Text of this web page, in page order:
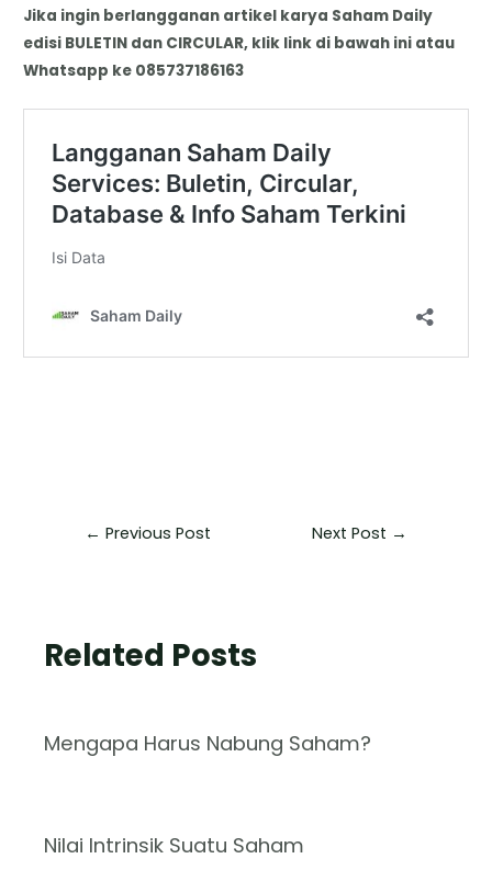
Jika ingin berlangganan artikel karya Saham Daily
edisi BULETIN dan CIRCULAR, klik link di bawah ini atau
Whatsapp ke 085737186163
← Previous Post Next Post →
Related Posts
Mengapa Harus Nabung Saham?
Nilai Intrinsik Suatu Saham